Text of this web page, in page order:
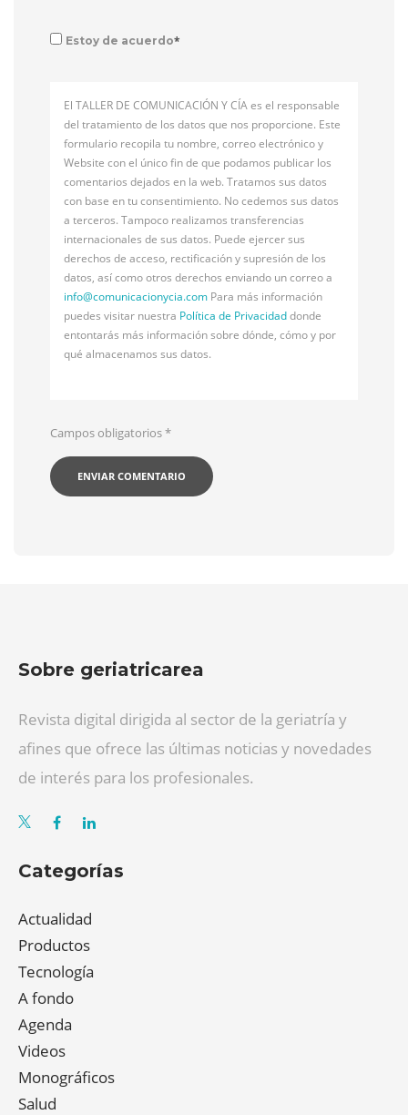
Estoy de acuerdo*
El TALLER DE COMUNICACIÓN Y CÍA es el responsable
del tratamiento de los datos que nos proporcione. Este
formulario recopila tu nombre, correo electrónico y
Website con el único fin de que podamos publicar los
comentarios dejados en la web. Tratamos sus datos
con base en tu consentimiento. No cedemos sus datos
a terceros. Tampoco realizamos transferencias
internacionales de sus datos. Puede ejercer sus
derechos de acceso, rectificación y supresión de los
datos, así como otros derechos enviando un correo a
info@comunicacionycia.com Para más información
puedes visitar nuestra Política de Privacidaddonde
entontarás más información sobre dónde, cómo y por
qué almacenamos sus datos.
Campos obligatorios*
Sobre geriatricarea
Revista digital dirigida al sector de la geriatría y
afines que ofrece las últimas noticias y novedades
de interés para los profesionales.
Categorías
Actualidad
Productos
Tecnología
A fondo
Agenda
Videos
Monográficos
Salud